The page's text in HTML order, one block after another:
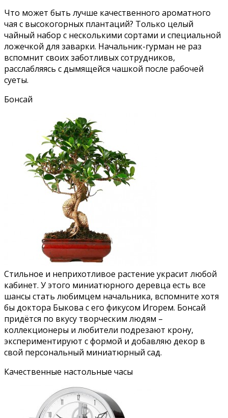
Что может быть лучше качественного ароматного
чая с высокогорных плантаций? Только целый
чайный набор с несколькими сортами и специальной
ложечкой для заварки. Начальник-гурман не раз
вспомнит своих заботливых сотрудников,
расслабляясь с дымящейся чашкой после рабочей
суеты.
Бонсай
Стильное и неприхотливое растение украсит любой
кабинет. У этого миниатюрного деревца есть все
шансы стать любимцем начальника, вспомните хотя
бы доктора Быкова с его фикусом Игорем. Бонсай
придётся по вкусу творческим людям –
коллекционеры и любители подрезают крону,
экспериментируют с формой и добавляю декор в
свой персональный миниатюрный сад.
Качественные настольные часы